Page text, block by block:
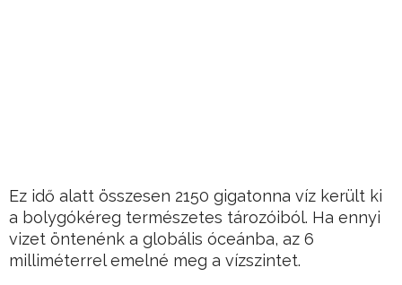
Ez idő alatt összesen 2150 gigatonna víz került ki
a bolygókéreg természetes tározóiból. Ha ennyi
vizet öntenénk a globális óceánba, az 6
milliméterrel emelné meg a vízszintet.